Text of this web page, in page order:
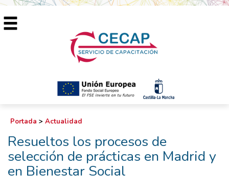
Portada > Actualidad
Resueltos los procesos de
selección de prácticas en Madrid y
en Bienestar Social